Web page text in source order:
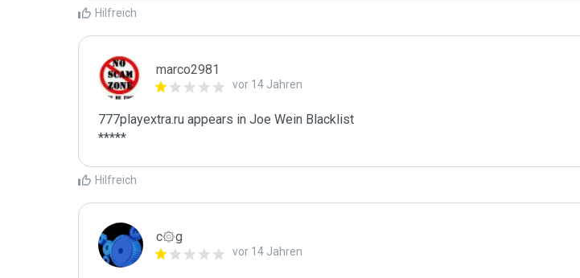
Hilfreich
marco2981
vor 14 Jahren
777playextra.ru appears in Joe Wein Blacklist
*****
Hilfreich
c۞g
vor 14 Jahren